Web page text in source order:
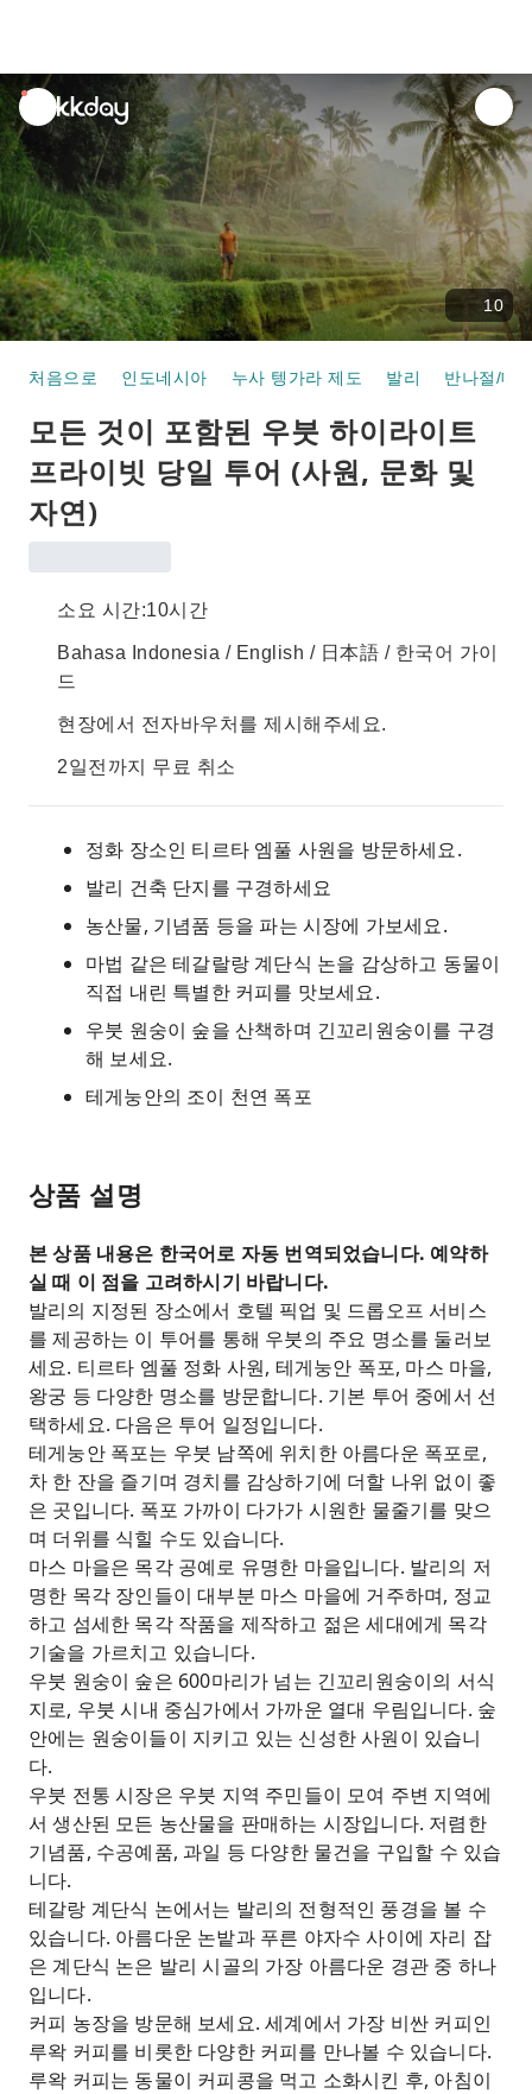
unread
notifications
10
처음으로 인도네시아 누사 텡가라 제도 발리 반나절/데
모든 것이 포함된 우붓 하이라이트
프라이빗 당일 투어 (사원, 문화 및
자연)
소요 시간:10시간
Bahasa Indonesia / English / 日本語 / 한국어 가이
드
현장에서 전자바우처를 제시해주세요.
2일전까지 무료 취소
정화 장소인 티르타 엠풀 사원을 방문하세요.
발리 건축 단지를 구경하세요
농산물, 기념품 등을 파는 시장에 가보세요.
마법 같은 테갈랄랑 계단식 논을 감상하고 동물이
직접 내린 특별한 커피를 맛보세요.
우붓 원숭이 숲을 산책하며 긴꼬리원숭이를 구경
해 보세요.
테게눙안의 조이 천연 폭포
상품 설명
본 상품 내용은 한국어로 자동 번역되었습니다. 예약하
실 때 이 점을 고려하시기 바랍니다.
발리의 지정된 장소에서 호텔 픽업 및 드롭오프 서비스
를 제공하는 이 투어를 통해 우붓의 주요 명소를 둘러보
세요. 티르타 엠풀 정화 사원, 테게눙안 폭포, 마스 마을,
왕궁 등 다양한 명소를 방문합니다. 기본 투어 중에서 선
택하세요. 다음은 투어 일정입니다.
테게눙안 폭포는 우붓 남쪽에 위치한 아름다운 폭포로,
차 한 잔을 즐기며 경치를 감상하기에 더할 나위 없이 좋
은 곳입니다. 폭포 가까이 다가가 시원한 물줄기를 맞으
며 더위를 식힐 수도 있습니다.
마스 마을은 목각 공예로 유명한 마을입니다. 발리의 저
명한 목각 장인들이 대부분 마스 마을에 거주하며, 정교
하고 섬세한 목각 작품을 제작하고 젊은 세대에게 목각
기술을 가르치고 있습니다.
우붓 원숭이 숲은 600마리가 넘는 긴꼬리원숭이의 서식
지로, 우붓 시내 중심가에서 가까운 열대 우림입니다. 숲
안에는 원숭이들이 지키고 있는 신성한 사원이 있습니
다.
우붓 전통 시장은 우붓 지역 주민들이 모여 주변 지역에
서 생산된 모든 농산물을 판매하는 시장입니다. 저렴한
기념품, 수공예품, 과일 등 다양한 물건을 구입할 수 있습
니다.
테갈랑 계단식 논에서는 발리의 전형적인 풍경을 볼 수
있습니다. 아름다운 논밭과 푸른 야자수 사이에 자리 잡
은 계단식 논은 발리 시골의 가장 아름다운 경관 중 하나
입니다.
커피 농장을 방문해 보세요. 세계에서 가장 비싼 커피인
루왁 커피를 비롯한 다양한 커피를 만나볼 수 있습니다.
루왁 커피는 동물이 커피콩을 먹고 소화시킨 후, 아침이